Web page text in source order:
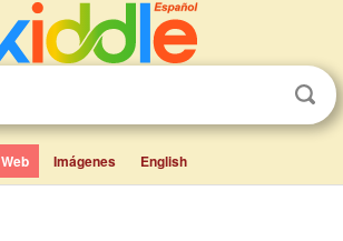
Web Imágenes English